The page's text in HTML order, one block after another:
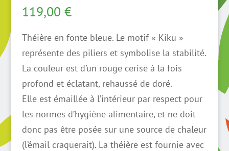
119,00 €
Théière en fonte bleue. Le motif « Kiku »
représente des piliers et symbolise la stabilité.
La couleur est d’un rouge cerise à la fois
profond et éclatant, rehaussé de doré.
Elle est émaillée à l’intérieur par respect pour
les normes d’hygiène alimentaire, et ne doit
donc pas être posée sur une source de chaleur
(l’émail craquerait). La théière est fournie avec